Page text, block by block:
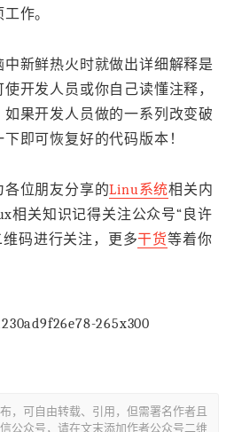
作。
新鲜热火时就做出详细解释是
开发人员或你自己读懂注释，
果开发人员做的一系列改变破
即可恢复好的代码版本！
各位朋友分享的Linu系统相关内
相关知识记得关注公众号“良许
码进行关注，更多干货等着你
，可自由转载、引用，但需署名作者且
公众号，请在文末添加作者公众号二维